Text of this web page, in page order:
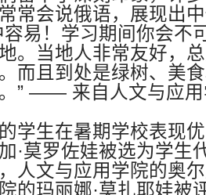
常会说俄语，展现出
易！学习期间你会不
。当地人非常友好，
而且到处是绿树、美
” —— 来自人文与应
学生在暑期学校表现
·莫罗佐娃被选为学生
人文与应用学院的奥
的玛丽娜·莫扎耶娃被